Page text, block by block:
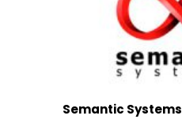
Semantic Systems